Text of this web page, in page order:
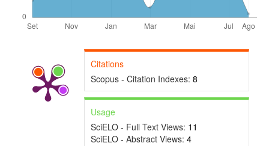
Citations
Scopus - Citation Indexes: 8
Usage
SciELO - Full Text Views: 11
SciELO - Abstract Views: 4